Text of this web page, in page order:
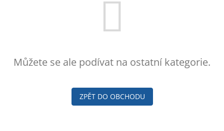
Můžete se ale podívat na ostatní kategorie.
ZPĚT DO OBCHODU